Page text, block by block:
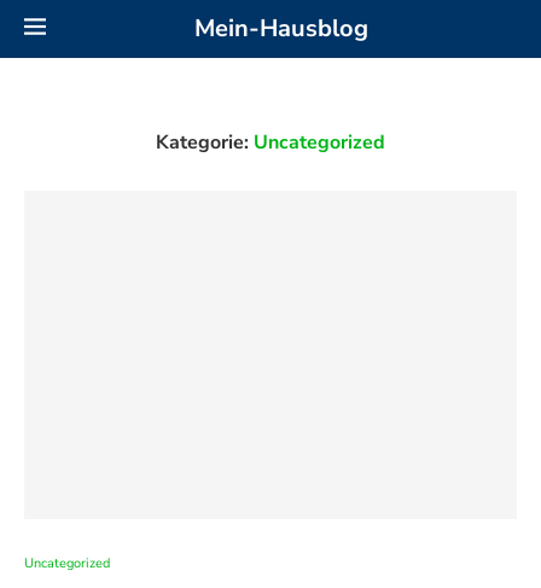
Mein-Hausblog
Kategorie: Uncategorized
Uncategorized